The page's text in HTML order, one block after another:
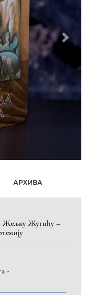
АРХИВА
Жељку Жугићу –
-